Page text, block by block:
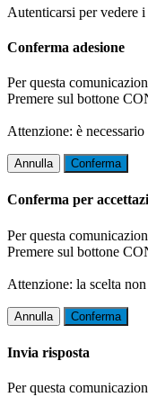
Autenticarsi per vedere
Conferma adesione
Per questa
Premere sul bottone
Attenzione: è
Annulla Conferma
Conferma per
Per questa
Premere sul bottone
Attenzione: la scelta
Annulla Conferma
Invia risposta
Per questa